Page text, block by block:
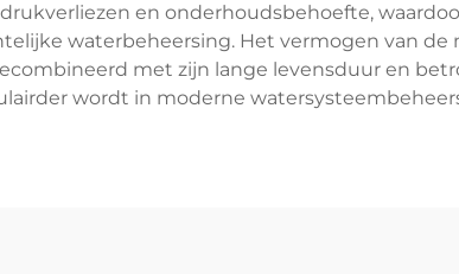
en onderhoudsbehoefte,
waterbeheersing. Het vermogen van
met zijn lange levensduur en
wordt in moderne